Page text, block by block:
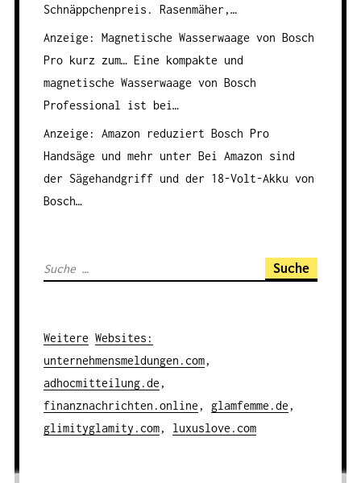
Schnäppchenpreis. Rasenmäher,…
Anzeige: Magnetische Wasserwaage von Bosch
Pro kurz zum…Eine kompakte und
magnetische Wasserwaage von Bosch
Professional ist bei…
Anzeige: Amazon reduziert Bosch Pro
Handsäge und mehr unter Bei Amazon sind
der Sägehandgriff und der 18-Volt-Akku von
Bosch…
S
h
e
n
a
c
Weitere Websites :
unternehmensmeldungen.com,
adhocmitteilung.de ,
finanznachrichten.online , glamfemme.de ,
glimityglamity.com, luxuslove.com